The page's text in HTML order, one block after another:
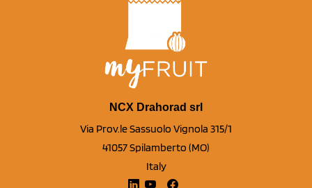
NCX Drahorad srl
Via Prov.le Sassuolo Vignola 315/1
41057 Spilamberto (MO)
Italy